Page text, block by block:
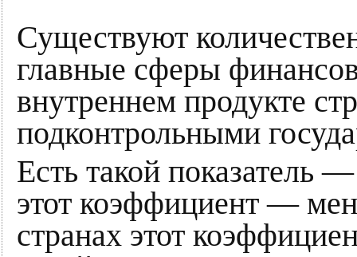
Существуют
главные сферы
внутреннем продукте
подконтрольными
Есть такой показатель
этот коэффициент —
странах этот